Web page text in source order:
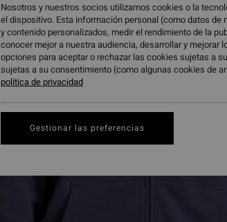
Nosotros y nuestros socios utilizamos cookies o la
el dispositivo. Esta información personal (como datos
y contenido personalizados, medir el rendimiento de la
conocer mejor a nuestra audiencia, desarrollar y
opciones para aceptar o rechazar las cookies sujetas a
sujetas a su consentimiento (como algunas cookies de
política de privacidad
Gestionar las preferencias